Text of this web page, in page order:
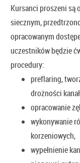
Kursanci proszeni są
siecznym,
opracowanym
uczestników będzie
procedury:
preflaring,
drożności
opracowanie
wykonywanie
korzeniowych,
wypełnienie